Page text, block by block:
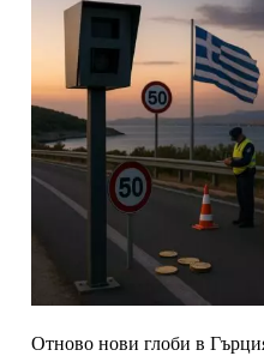
Отново нови глоби в